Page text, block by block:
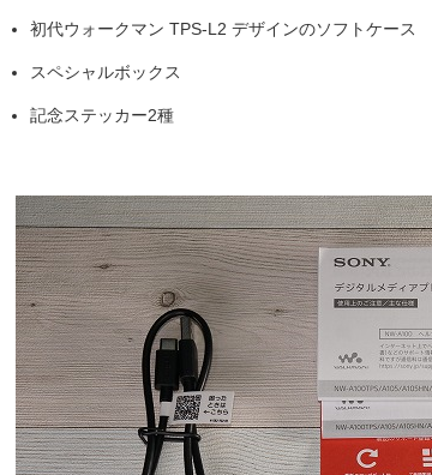
初代ウォークマン TPS-L2 デザインのソフトケース
スペシャルボックス
記念ステッカー2種